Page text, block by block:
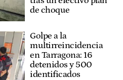
de choque
Golpe a la
multirreincidencia
en Tarragona: 16
detenidos y 500
identificados